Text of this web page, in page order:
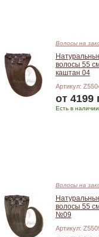
Волосы на
волосы 55
каштан 04
Артикул:
от 4199
Есть в наличии
Волосы на
волосы 55
№09
Артикул: